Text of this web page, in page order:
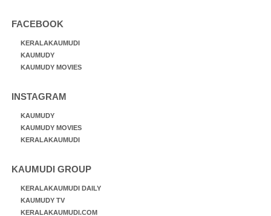
FACEBOOK
KERALAKAUMUDI
KAUMUDY
KAUMUDY MOVIES
INSTAGRAM
KAUMUDY
KAUMUDY MOVIES
KERALAKAUMUDI
KAUMUDI GROUP
KERALAKAUMUDI DAILY
KAUMUDY TV
KERALAKAUMUDI.COM